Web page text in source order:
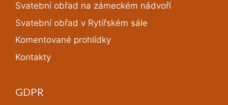
Svatební obřad na zámeckém nádvoří
Svatební obřad v Rytířském sále
Komentované prohlídky
Kontakty
GDPR